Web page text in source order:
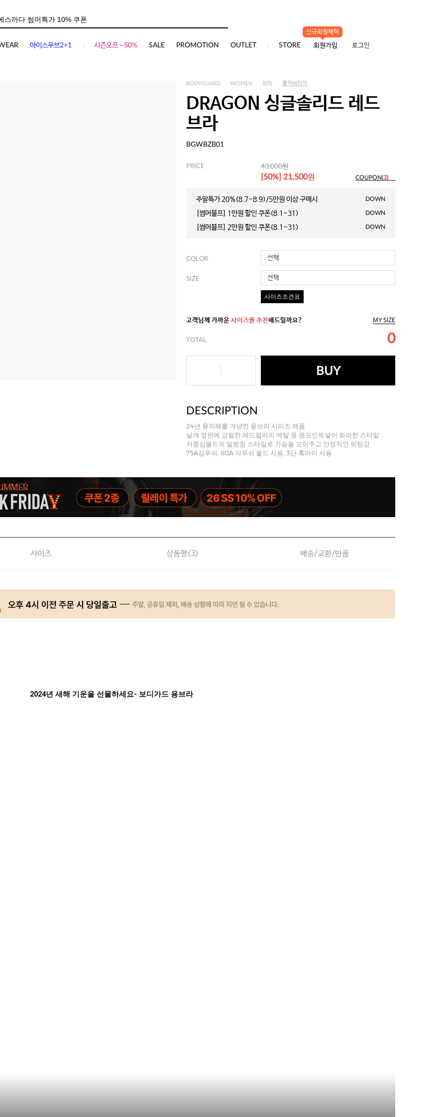
아이스무브2+1 시즌오프 ~50% SALE PROMOTION OUTLET STORE
신규회원혜택
회원가입 로그인
BODYGUARD. WOMEN 브라 풀커버리지
DRAGON 싱글솔리드 레드
브라
BGWBZB01
PRICE 43,000원
[50%] 21,500원 COUPON(3)
주말특가 20%(8.7~8.9)/5만원 이상 구매시 DOWN
[썸머블프] 1만원 할인 쿠폰(8.1~31) DOWN
[썸머블프] 2만원 할인 쿠폰(8.1~31) DOWN
COLOR 선택
SIZE 선택
사이즈조견표
고객님께 가까운 사이즈를 추천해드릴까요? MY SIZE
TOTAL 0
BUY
DESCRIPTION
24년 용의해를 겨냥한 용브라 시리즈 제품
날개 옆판에 강렬한 레드컬러의 메탈 용 원포인트넣어 화려한 스타일
저중심몰드의 밑받침 스타일로 가슴을 모아주고 안정적인 핏팅감
75A강푸쉬, 80A 약푸쉬 몰드 사용, 3단 훅아이 사용
사이즈 상품평(3) 배송/교환/반품
2024년 새해 기운을 선물하세요- 보디가드 용브라